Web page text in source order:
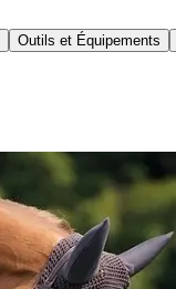
Outils et Équipements